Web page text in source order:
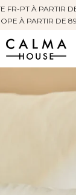
FR-PT À PARTIR
À PARTIR DE